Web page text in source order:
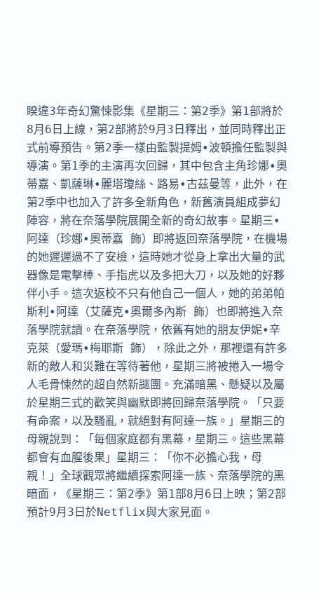
睽違3年奇幻驚悚影集《星期三：第2季》第1部將於
8月6日上線，第2部將於9月3日釋出，並同時釋出正
式前導預告。第2季一樣由監製提姆•波頓擔任監製與
導演。第1季的主演再次回歸，其中包含主角珍娜•奧
蒂嘉、凱薩琳•麗塔瓊絲、路易•古茲曼等，此外，在
第2季中也加入了許多全新角色，新舊演員組成夢幻
陣容，將在奈落學院展開全新的奇幻故事。星期三•
阿達（珍娜•奧蒂嘉 飾）即將返回奈落學院，在機場
的她遲遲過不了安檢，這時她才從身上拿出大量的武
器像是電擊棒、手指虎以及多把大刀，以及她的好夥
伴小手。這次返校不只有他自己一個人，她的弟弟帕
斯利•阿達（艾薩克•奧爾多內斯 飾）也即將進入奈
落學院就讀。在奈落學院，依舊有她的朋友伊妮•辛
克萊（愛瑪•梅耶斯 飾），除此之外，那裡還有許多
新的敵人和災難在等待著他，星期三將被捲入一場令
人毛骨悚然的超自然新謎團。充滿暗黑、懸疑以及屬
於星期三式的歡笑與幽默即將回歸奈落學院。「只要
有命案，以及騷亂，就絕對有阿達一族。」星期三的
母親說到：「每個家庭都有黑幕，星期三。這些黑幕
都會有血腥後果」星期三：「你不必擔心我，母
親！」全球觀眾將繼續探索阿達一族、奈落學院的黑
暗面，《星期三：第2季》第1部8月6日上映；第2部
預計9月3日於Netflix與大家見面。